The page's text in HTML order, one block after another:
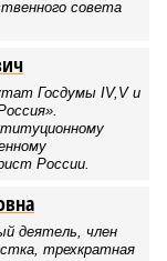
у человека не
технологиях и
дебатах о
учёных: в
Но и этот
виноваты